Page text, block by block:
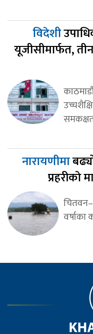
विदेशी
यूजीसीमार्फत,
नारायणीमा
प्रहरीको